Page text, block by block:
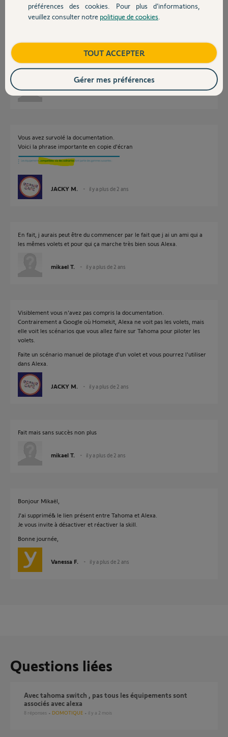
Contact
JACKY M. il y a plus de 2 ans
compatibles Alexa.
mikael T. il y a plus de 2 ans
Vous avez survolé la documentation.
Voici la phrase importante en copie d'écran
JACKY M. il y a plus de 2 ans
En fait, j aurais peut être du commencer par le fait que j ai un ami qui a
les mêmes volets et pour qui ça marche très bien sous Alexa.
mikael T. il y a plus de 2 ans
Visiblement vous n'avez pas compris la documentation.
Contrairement a Google où Homekit, Alexa ne voit pas les volets, mais
elle voit les scénarios que vous allez faire sur Tahoma pour piloter les
volets.
Faite un scénario manuel de pilotage d'un volet et vous pourrez l'utiliser
dans Alexa.
JACKY M. il y a plus de 2 ans
Fait mais sans succès non plus
mikael T. il y a plus de 2 ans
Bonjour Mikaël,
J'ai supprimé& le lien présent entre Tahoma et Alexa.
Je vous invite à désactiver et réactiver la skill.
Bonne journée,
Vanessa F. il y a plus de 2 ans
Questions liées
Avec tahoma switch , pas tous les équipements sont
associés avec alexa
8 réponses DOMOTIQUE il y a 2 mois
préférences des cookies. Pour plus d’informations,
veuillez consulter notre politique de cookies
TOUT ACCEPTER
Gérer mes préférences